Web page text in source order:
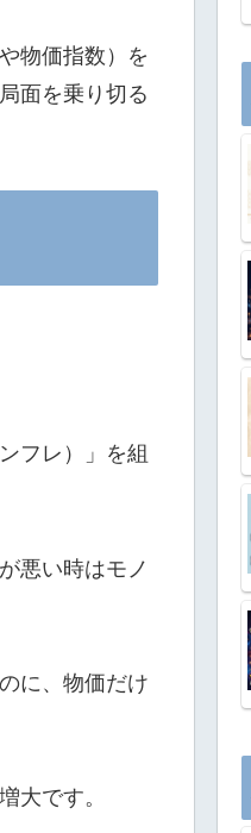
物価指数）を
面を乗り切る
フレ）」を組
悪い時はモノ
に、物価だけ
大です。